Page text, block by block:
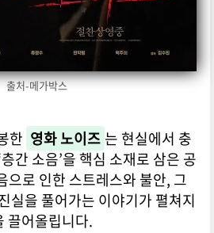
출처-메가박스
한 영화 노이즈 는 현실에서 충
간 소음’을 핵심 소재로 삼은 공
으로 인한 스트레스와 불안, 그
실을 풀어가는 이야기가 펼쳐지
끌어올립니다.